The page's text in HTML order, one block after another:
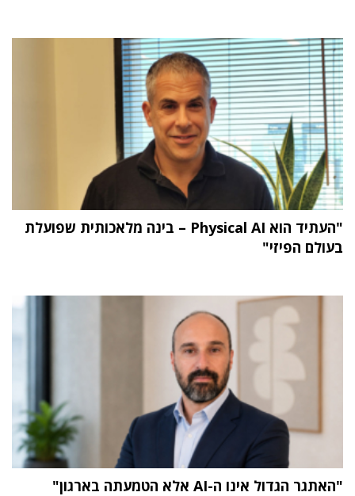
"העתיד הוא Physical AI – בינה מלאכותית שפועלת
בעולם הפיזי"
"האתגר הגדול אינו ה-AI אלא הטמעתה בארגון"